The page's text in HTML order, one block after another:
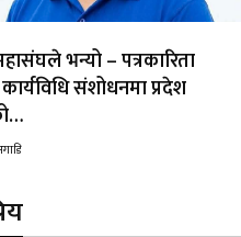
भन्यो – पत्रकारिता
कार्यविधि संशोधनमा प्रदेश